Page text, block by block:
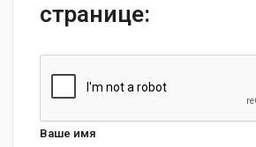
странице:
Ваше имя